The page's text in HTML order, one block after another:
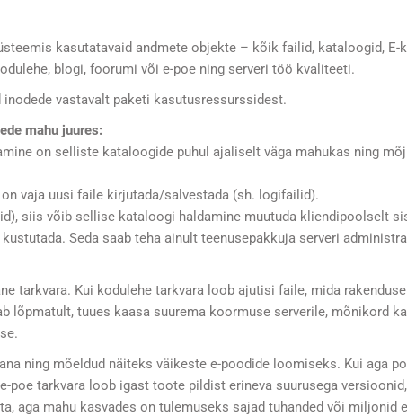
kasutatavaid andmete objekte – kõik failid, kataloogid, E-
blogi, foorumi või e-poe ning serveri töö kvaliteeti.
vastavalt paketi kasutusressurssidest.
mahu juures:
on selliste kataloogide puhul ajaliselt väga mahukas ning
vaja uusi faile kirjutada/salvestada (sh. logifailid).
siis võib sellise kataloogi haldamine muutuda kliendipoolselt
Seda saab teha ainult teenusepakkuja serveri
tarkvara. Kui kodulehe tarkvara loob ajutisi faile, mida rakenduse
lõpmatult, tuues kaasa suurema koormuse serverile, mõnikord
ning mõeldud näiteks väikeste e-poodide loomiseks. Kui aga
poe tarkvara loob igast toote pildist erineva suurusega
aga mahu kasvades on tulemuseks sajad tuhanded või miljonid